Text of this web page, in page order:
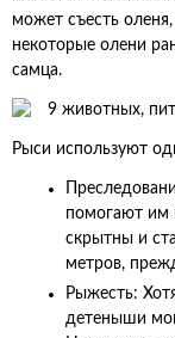
может съесть
некоторые олени
самца.
Рыси используют
помогают им
скрытны и
метров,
Рыжесть:
детеныши